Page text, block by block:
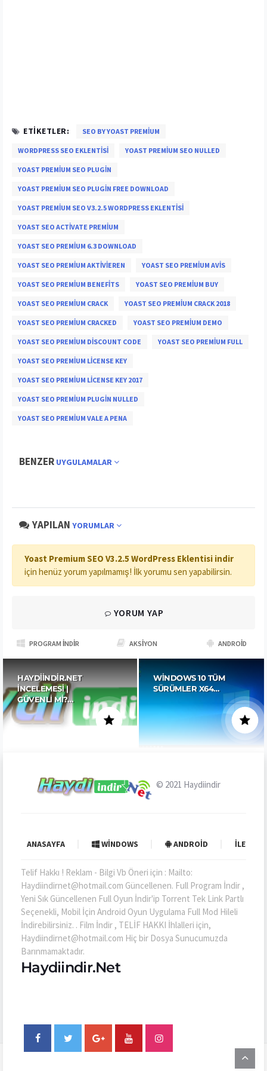
PROGRAM İNDIR AKSIYON ANDROID
HAYDIINDIR.NET
İNCELEMESI |
GÜVENLI MI?…
WINDOWS 10 TÜM
SÜRÜMLER X64…
ETIKETLER: SEO BY YOAST PREMIUM
WORDPRESS SEO EKLENTISI YOAST PREMIUM SEO NULLED
YOAST PREMIUM SEO PLUGIN
YOAST PREMIUM SEO PLUGIN FREE DOWNLOAD
YOAST PREMIUM SEO V3.2.5 WORDPRESS EKLENTISI
YOAST SEO ACTIVATE PREMIUM
YOAST SEO PREMIUM 6.3 DOWNLOAD
YOAST SEO PREMIUM AKTIVIEREN YOAST SEO PREMIUM AVIS
YOAST SEO PREMIUM BENEFITS YOAST SEO PREMIUM BUY
YOAST SEO PREMIUM CRACK YOAST SEO PREMIUM CRACK 2018
YOAST SEO PREMIUM CRACKED YOAST SEO PREMIUM DEMO
YOAST SEO PREMIUM DISCOUNT CODE YOAST SEO PREMIUM FULL
YOAST SEO PREMIUM LICENSE KEY
YOAST SEO PREMIUM LICENSE KEY 2017
YOAST SEO PREMIUM PLUGIN NULLED
YOAST SEO PREMIUM VALE A PENA
BENZER UYGULAMALAR
YAPILAN YORUMLAR
Yoast Premium SEO V3.2.5 WordPress Eklentisi indir
için henüz yorum yapılmamış! İlk yorumu sen yapabilirsin.
YORUM YAP
© 2021 Haydiindir
ANASAYFA WINDOWS ANDROID İLETIŞIM
Telif Hakkı ! Reklam - Bilgi Vb Öneri için : Mailto:
Haydiindirnet@hotmail.com Güncellenen. Full Program İndir ,
Yeni Sık Güncellenen Full Oyun İndir'ip Torrent Tek Link Partlı
Seçenekli, Mobil İçin Android Oyun Uygulama Full Mod Hileli
İndirebilirsiniz. . Film İndir , TELİF HAKKI İhlalleri için,
Haydiindirnet@hotmail.com Hiç bir Dosya Sunucumuzda
Barınmamaktadır.
Haydiindir.Net